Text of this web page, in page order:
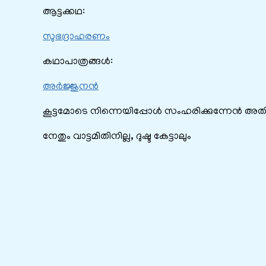
ആട്ടക്കഥ:
സുഭദ്രാഹരണം
കഥാപാത്രങ്ങൾ:
അര്‍ജ്ജുനന്‍
കൂട്ടമോടെ നിന്നെയിപ്പോൾ സംഹരിക്കുന്നേൻ
നേതും വാട്ടമിതിനില്ല, ദുഷ്ട കേട്ടാലും